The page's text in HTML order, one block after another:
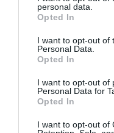
grant or deny consent
use your data for below
consent section.
personal data.
Opted In
I want to opt-out of
Personal Data.
Opted In
I want to opt-out of
Personal Data for
Opted In
I want to opt-out of